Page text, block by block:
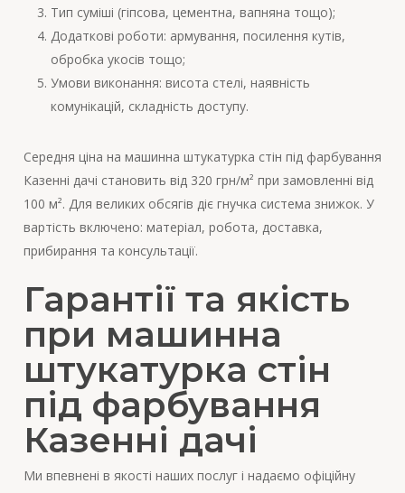
Тип суміші (гіпсова, цементна, вапняна тощо);
Додаткові роботи: армування, посилення кутів,
обробка укосів тощо;
Умови виконання: висота стелі, наявність
комунікацій, складність доступу.
Середня ціна на машинна штукатурка стін під фарбування
Казенні дачі становить від 320 грн/м² при замовленні від
100 м². Для великих обсягів діє гнучка система знижок. У
вартість включено: матеріал, робота, доставка,
прибирання та консультації.
Гарантії та якість
при машинна
штукатурка стін
під фарбування
Казенні дачі
Ми впевнені в якості наших послуг і надаємо офіційну